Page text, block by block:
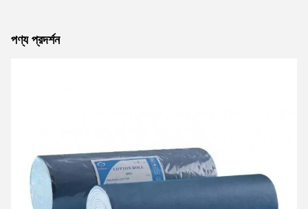
পণ্য প্রদর্শন